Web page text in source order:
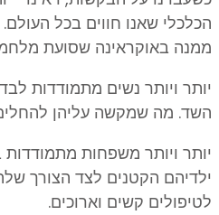
הכלכלי שאנו חווים בכל
ממנה באוקראינה שסועת
יותר ויותר נשים מתמודדות
השד. מה שמקשה עליהן
יותר ויותר משפחות
ילדיהם הקטנים לצד הצורך
לטיפולים קשים וארוכים.